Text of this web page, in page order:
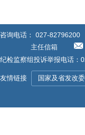
咨询电话： 027-82796200
主任信箱
纪检监察组投诉举报电话
友情链接